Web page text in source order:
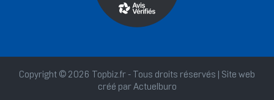
Copyright © 2026 Topbiz.fr - Tous droits réservés | Site web
créé par Actuelburo